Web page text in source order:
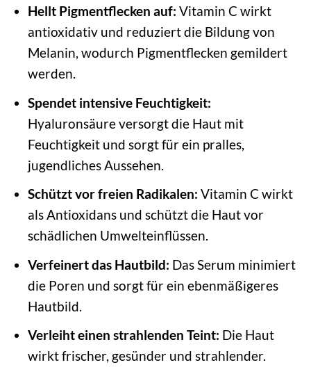
Hellt Pigmentflecken auf: Vitamin C wirkt
antioxidativ und reduziert die Bildung von
Melanin, wodurch Pigmentflecken gemildert
werden.
Spendet intensive Feuchtigkeit:
Hyaluronsäure versorgt die Haut mit
Feuchtigkeit und sorgt für ein pralles,
jugendliches Aussehen.
Schützt vor freien Radikalen: Vitamin C wirkt
als Antioxidans und schützt die Haut vor
schädlichen Umwelteinflüssen.
Verfeinert das Hautbild: Das Serum minimiert
die Poren und sorgt für ein ebenmäßigeres
Hautbild.
Verleiht einen strahlenden Teint: Die Haut
wirkt frischer, gesünder und strahlender.